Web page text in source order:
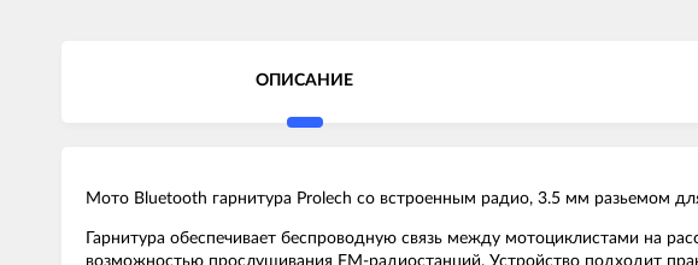
ОПИСАНИЕ
Мото Bluetooth гарнитура Prolech со встроенным радио, 3.5 мм разьемом
Гарнитура обеспечивает беспроводную связь между мотоциклистами на
возможностью прослушивания FM-радиостанций. Устройство подходит